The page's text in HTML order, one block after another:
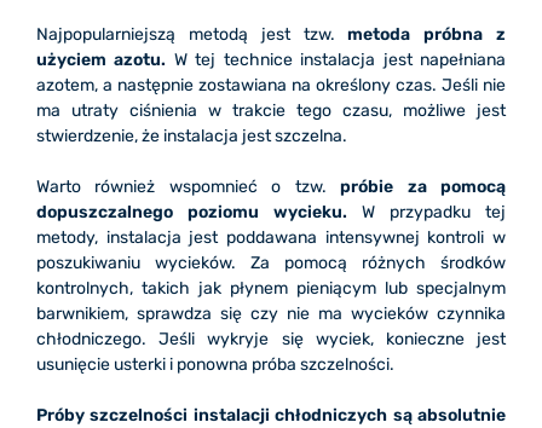
Najpopularniejszą metodą jest tzw.metoda próbna z
użyciem azotu. W tej technice instalacja jest napełniana
azotem, a następnie zostawiana na określony czas. Jeśli nie
ma utraty ciśnienia w trakcie tego czasu, możliwe jest
stwierdzenie, że instalacja jest szczelna.
Warto również wspomnieć o tzw.próbie za pomocą
dopuszczalnego poziomu wycieku. W przypadku tej
metody, instalacja jest poddawana intensywnej kontroli w
poszukiwaniu wycieków. Za pomocą różnych środków
kontrolnych, takich jak płynem pieniącym lub specjalnym
barwnikiem, sprawdza się czy nie ma wycieków czynnika
chłodniczego. Jeśli wykryje się wyciek, konieczne jest
usunięcie usterki i ponowna próba szczelności.
Próby szczelności instalacji chłodniczych są absolutnie